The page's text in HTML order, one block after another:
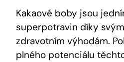
Kakaové ⁣boby jsou
superpotravin díky
⁤zdravotním výhodám.
plného potenciálu